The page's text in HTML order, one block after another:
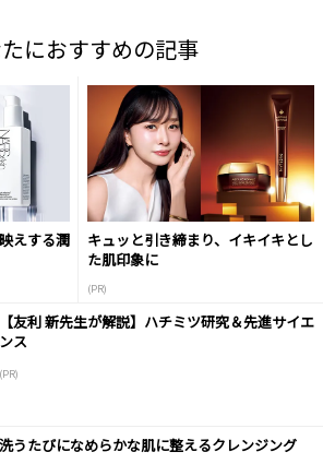
におすすめの記事
えする潤
キュッと引き締まり、イキイキとし
た肌印象に
(PR)
【友利 新先生が解説】ハチミツ研究＆先進サイエ
ンス
(PR)
洗うたびになめらかな肌に整えるクレンジング